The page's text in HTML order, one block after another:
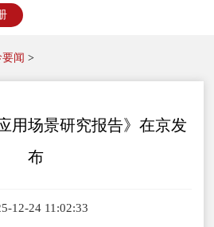
闻 >
用场景研究报告》在京发
布
12-24 11:02:33